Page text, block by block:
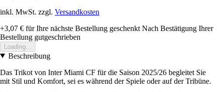
inkl. MwSt. zzgl. Versandkosten
+3,07 € für Ihre nächste Bestellung geschenkt Nach Bestätigung Ihrer
Bestellung gutgeschrieben
Loading...
Beschreibung
Das Trikot von Inter Miami CF für die Saison 2025/26 begleitet Sie
mit Stil und Komfort, sei es während der Spiele oder auf der Tribüne.